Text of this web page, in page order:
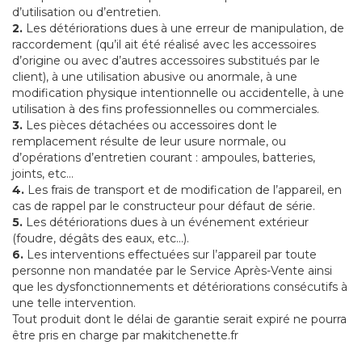
d’utilisation ou d’entretien.
2. Les détériorations dues à une erreur de manipulation, de
raccordement (qu’il ait été réalisé avec les accessoires
d’origine ou avec d’autres accessoires substitués par le
client), à une utilisation abusive ou anormale, à une
modification physique intentionnelle ou accidentelle, à une
utilisation à des fins professionnelles ou commerciales.
3. Les pièces détachées ou accessoires dont le
remplacement résulte de leur usure normale, ou
d’opérations d’entretien courant : ampoules, batteries,
joints, etc...
4. Les frais de transport et de modification de l’appareil, en
cas de rappel par le constructeur pour défaut de série.
5. Les détériorations dues à un événement extérieur
(foudre, dégâts des eaux, etc...).
6. Les interventions effectuées sur l’appareil par toute
personne non mandatée par le Service Après-Vente ainsi
que les dysfonctionnements et détériorations consécutifs à
une telle intervention.
Tout produit dont le délai de garantie serait expiré ne pourra
être pris en charge par makitchenette.fr